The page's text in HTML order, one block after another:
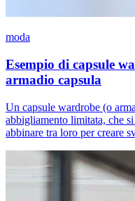
moda
Esempio di capsule
armadio capsula
Un capsule wardrobe (o
abbigliamento limitata, che
abbinare tra loro per creare